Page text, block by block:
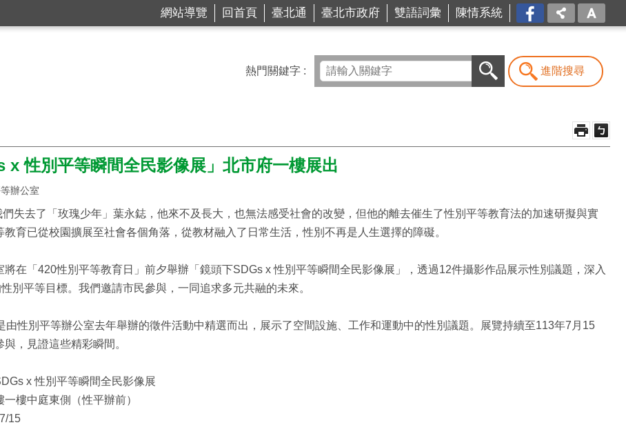
網站導覽 回首頁 臺北通 臺北市政府 雙語詞彙 陳情系統
台北
市商
我是
商Ya
人
熱門關鍵字 進階搜尋
x 性別平等瞬間全民影像展」北市府一樓展出
辦公室
失去了「玫瑰少年」葉永鋕，他來不及長大，也無法感受社會的改變，但他的離去催生了性別平等教育法的加速研擬與實
育已從校園擴展至社會各個角落，從教材融入了日常生活，性別不再是人生選擇的障礙。
將在「420性別平等教育日」前夕舉辦「鏡頭下SDGs x 性別平等瞬間全民影像展」，透過12件攝影作品展示性別議題，深入
別平等目標。我們邀請市民參與，一同追求多元共融的未來。
由性別平等辦公室去年舉辦的徵件活動中精選而出，展示了空間設施、工作和運動中的性別議題。展覽持續至113年7月15
，見證這些精彩瞬間。
x 性別平等瞬間全民影像展
樓中庭東側（性平辦前）
15